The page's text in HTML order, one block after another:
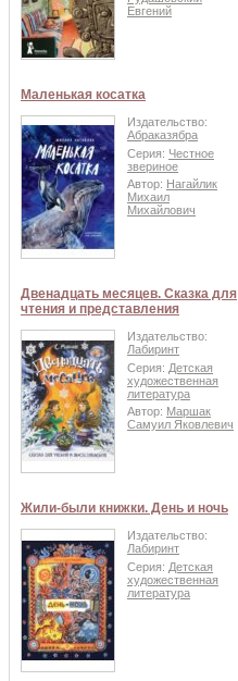
Евгений
Маленькая косатка
Издательство:
Абраказябра
Серия: Честное
звериное
Автор: Нагайлик
Михаил
Михайлович
Двенадцать месяцев. Сказка для
чтения и представления
Издательство:
Лабиринт
Серия: Детская
художественная
литература
Автор: Маршак
Самуил Яковлевич
Жили-были книжки. День и ночь
Издательство:
Лабиринт
Серия: Детская
художественная
литература